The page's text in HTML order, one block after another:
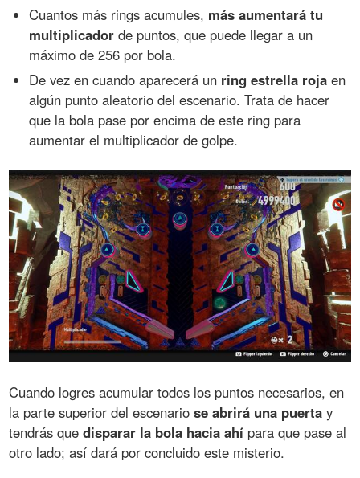
Cuantos más rings acumules, más aumentará tu
multiplicador de puntos, que puede llegar a un
máximo de 256 por bola.
De vez en cuando aparecerá un ring estrella roja en
algún punto aleatorio del escenario. Trata de hacer
que la bola pase por encima de este ring para
aumentar el multiplicador de golpe.
Cuando logres acumular todos los puntos necesarios, en
la parte superior del escenariose abrirá una puerta y
tendrás quedisparar la bola hacia ahí para que pase al
otro lado; así dará por concluido este misterio.